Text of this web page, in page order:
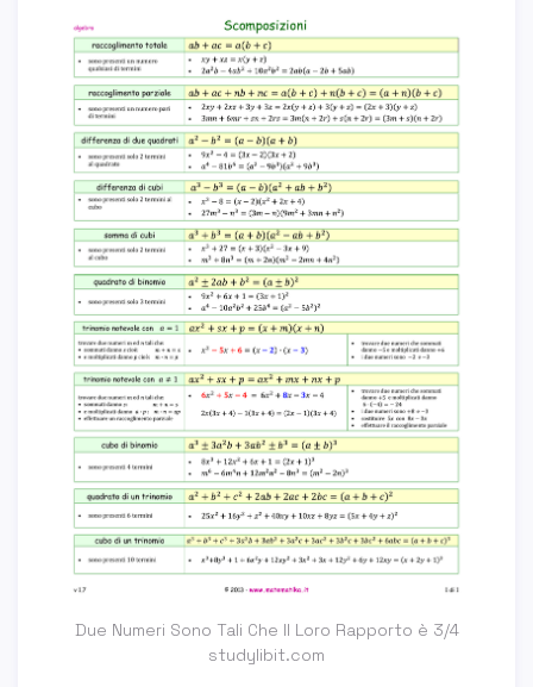
Due Numeri Sono Tali Che Il Loro Rapporto è 3/4
studylibit.com